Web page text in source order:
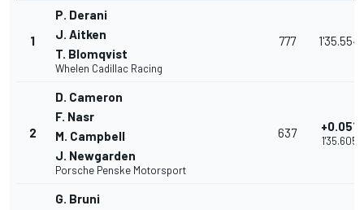
1
P. Derani
J. Aitken
T. Blomqvist
Whelen Cadillac Racing
777 1'35.554
2
D. Cameron
F. Nasr
M. Campbell
J. Newgarden
Porsche Penske Motorsport
637 +0.051
1'35.605
G. Bruni